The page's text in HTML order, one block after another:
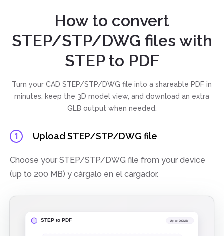
How to convert
STEP/STP/DWG files with
STEP to PDF
Turn your CAD STEP/STP/DWG file into a shareable PDF in
minutes, keep the 3D model view, and download an extra
GLB output when needed.
1 Upload STEP/STP/DWG file
Choose your STEP/STP/DWG file from your device
(up to 200 MB) y cárgalo en el cargador.